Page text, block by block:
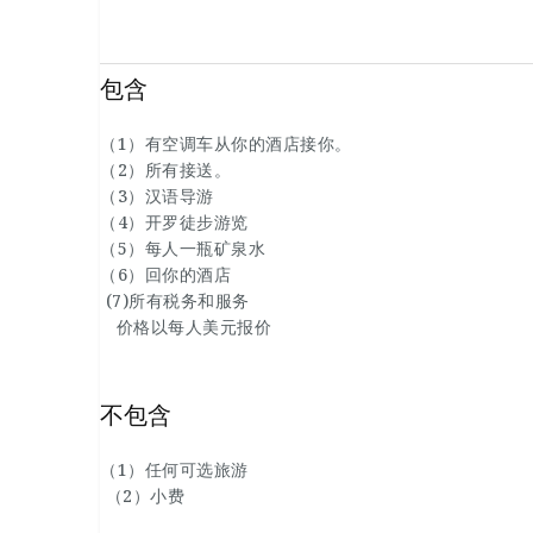
包含
（1）有空调车从你的酒店接你。
（2）所有接送。
（3）汉语导游
（4）开罗徒步游览
（5）每人一瓶矿泉水
（6）回你的酒店
(7)所有税务和服务
价格以每人美元报价
不包含
（1）任何可选旅游
（2）小费